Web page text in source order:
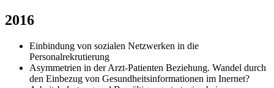
2016
Einbindung von sozialen Netzwerken in die
Personalrekrutierung
Asymmetrien in der Arzt-Patienten Beziehung. Wandel durch
den Einbezug von Gesundheitsinformationen im Inernet?